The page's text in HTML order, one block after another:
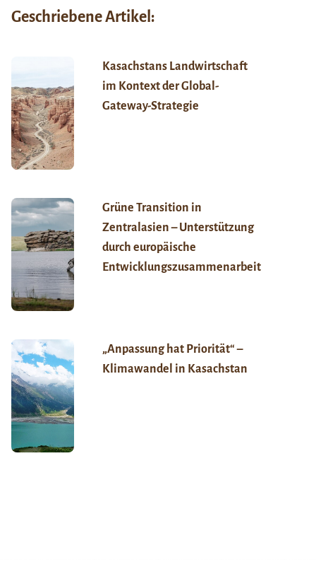
Geschriebene Artikel:
Kasachstans Landwirtschaft
im Kontext der Global-
Gateway-Strategie
Grüne Transition in
Zentralasien – Unterstützung
durch europäische
Entwicklungszusammenarbeit
„Anpassung hat Priorität“ –
Klimawandel in Kasachstan